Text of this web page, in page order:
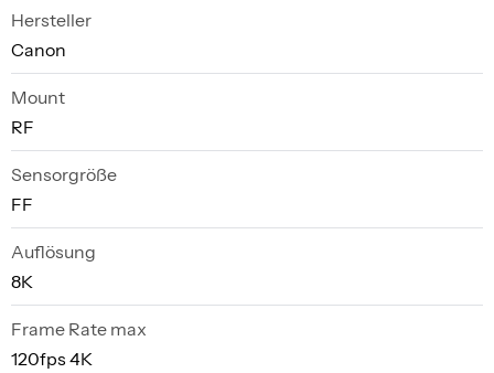
Hersteller
Canon
Mount
RF
Sensorgröße
FF
Auflösung
8K
Frame Rate max
120fps 4K